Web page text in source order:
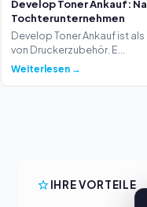
Develop Toner Ankauf:
Tochterunternehmen
Develop Toner Ankauf ist
von Druckerzubehör. E...
Weiterlesen →
IHRE VORTEILE